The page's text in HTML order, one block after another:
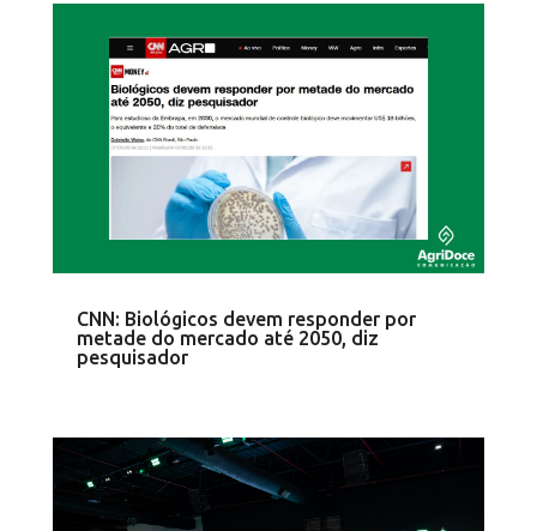
CNN: Biológicos devem responder por
metade do mercado até 2050, diz
pesquisador